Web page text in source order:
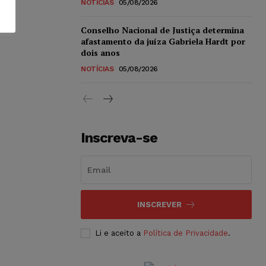
NOTÍCIAS 05/08/2026
Conselho Nacional de Justiça determina
afastamento da juíza Gabriela Hardt por
dois anos
NOTÍCIAS 05/08/2026
Inscreva-se
INSCREVER
Li e aceito a Política de Privacidade.